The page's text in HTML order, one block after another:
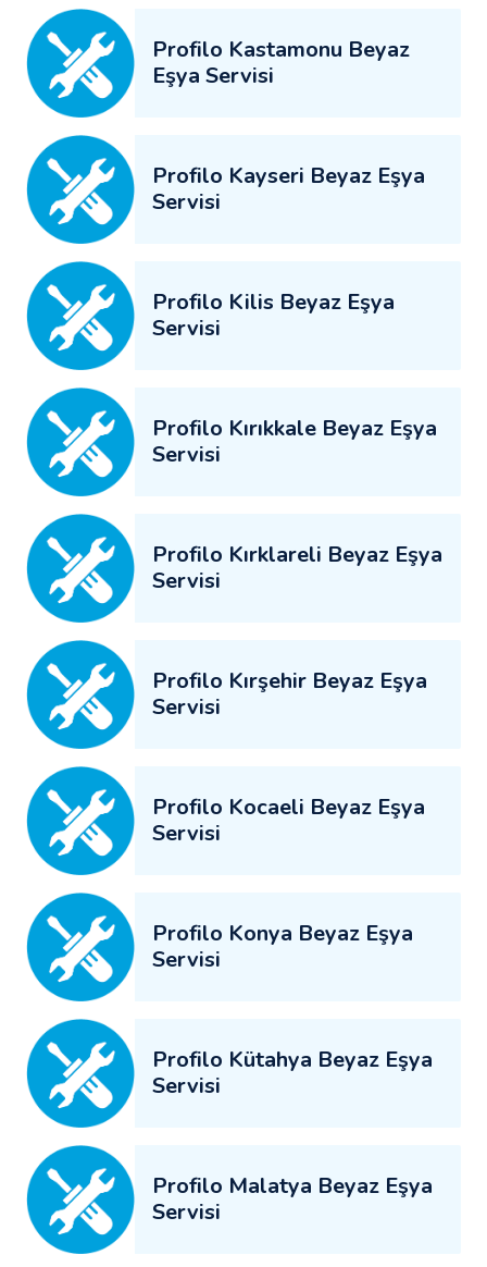
Profilo Kastamonu Beyaz
Eşya Servisi
Profilo Kayseri Beyaz Eşya
Servisi
Profilo Kilis Beyaz Eşya
Servisi
Profilo Kırıkkale Beyaz Eşya
Servisi
Profilo Kırklareli Beyaz Eşya
Servisi
Profilo Kırşehir Beyaz Eşya
Servisi
Profilo Kocaeli Beyaz Eşya
Servisi
Profilo Konya Beyaz Eşya
Servisi
Profilo Kütahya Beyaz Eşya
Servisi
Profilo Malatya Beyaz Eşya
Servisi